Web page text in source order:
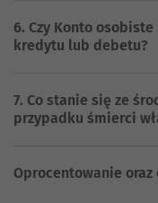
6. Czy Konto osobiste
kredytu lub debetu?
7. Co stanie się ze
przypadku śmierci
Oprocentowanie